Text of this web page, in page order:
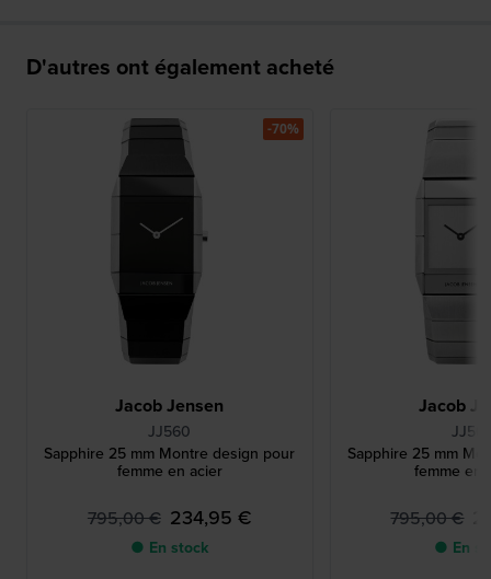
D'autres ont également acheté
Jacob Jensen
JJ560
Sapphire 25 mm Montre design pour
femme en acier
795,00 € 234,95 €
● En stock
-70%
Jacob
Sapphire 25 mm
femme en
795,00 €
● En